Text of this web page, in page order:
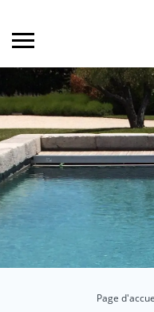
Page